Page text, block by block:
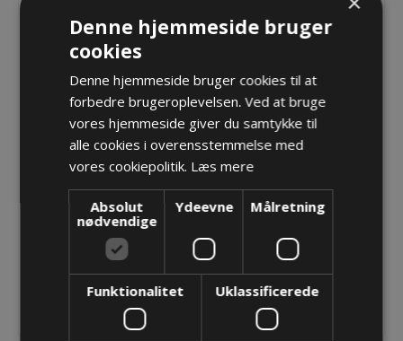
Spændnøgle SSG 46G
Varenr.: PF SSG 46G
Producent: Pflitsch GmbH & Co. KG
Opret konto for at se priser
KØB
Denne hjemmeside bruger
cookies
Denne hjemmeside bruger cookies til at
forbedre brugeroplevelsen. Ved at bruge
vores hjemmeside giver du samtykke til
alle cookies i overensstemmelse med
vores cookiepolitik. Læs mere
Absolut
nødvendige
Ydeevne Målretning
Funktionalitet Uklassificerede